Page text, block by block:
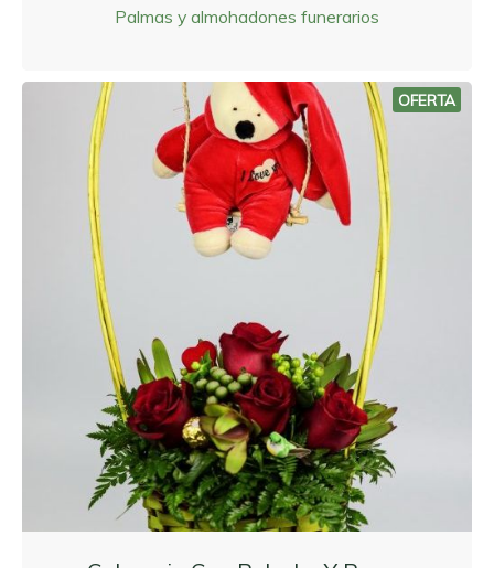
Palmas y almohadones funerarios
OFERTA